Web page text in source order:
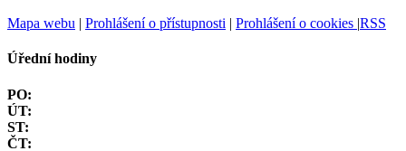
Mapa webu | Prohlášení o přístupnosti | Prohlášení o cookies |RSS
Úřední hodiny
PO:
ÚT:
ST:
ČT: